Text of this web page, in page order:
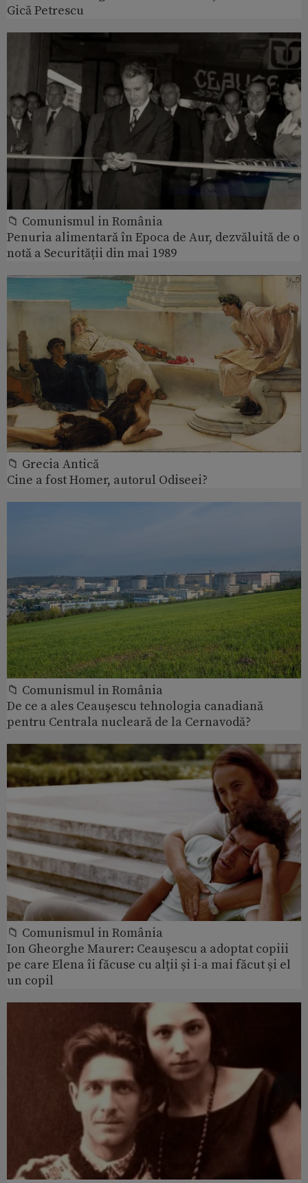
Gică Petrescu
📁 Comunismul in România
Penuria alimentară în Epoca de Aur, dezvăluită de o
notă a Securității din mai 1989
📁 Grecia Antică
Cine a fost Homer, autorul Odiseei?
📁 Comunismul in România
De ce a ales Ceaușescu tehnologia canadiană
pentru Centrala nucleară de la Cernavodă?
📁 Comunismul in România
Ion Gheorghe Maurer: Ceaușescu a adoptat copiii
pe care Elena îi făcuse cu alții și i-a mai făcut și el
un copil